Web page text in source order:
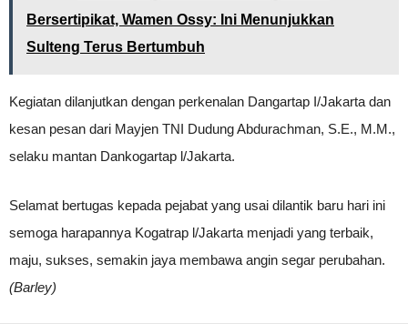
Bersertipikat, Wamen Ossy: Ini Menunjukkan
Sulteng Terus Bertumbuh
Kegiatan dilanjutkan dengan perkenalan Dangartap I/Jakarta dan
kesan pesan dari Mayjen TNI Dudung Abdurachman, S.E., M.M.,
selaku mantan Dankogartap l/Jakarta.
Selamat bertugas kepada pejabat yang usai dilantik baru hari ini
semoga harapannya Kogatrap l/Jakarta menjadi yang terbaik,
maju, sukses, semakin jaya membawa angin segar perubahan.
(Barley)